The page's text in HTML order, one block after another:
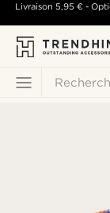
Livraison 5,95 €-